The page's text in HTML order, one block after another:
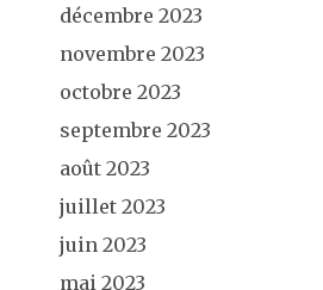
décembre 2023
novembre 2023
octobre 2023
septembre 2023
août 2023
juillet 2023
juin 2023
mai 2023